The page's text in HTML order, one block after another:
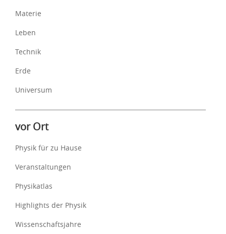
Materie
Leben
Technik
Erde
Universum
vor Ort
Physik für zu Hause
Veranstaltungen
Physikatlas
Highlights der Physik
Wissenschaftsjahre